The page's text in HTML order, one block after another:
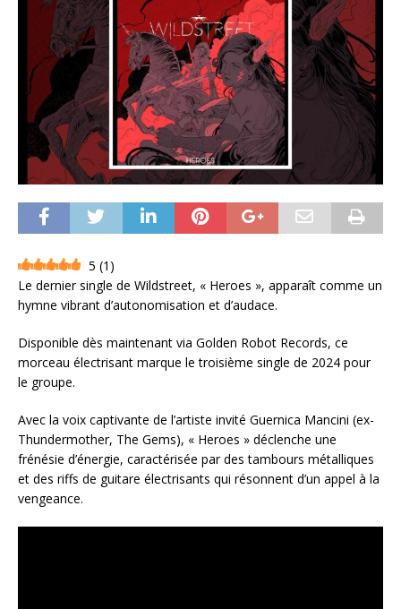
5 (1 )
Le dernier single de Wildstreet, « Heroes », apparaît comme un
hymne vibrant d’autonomisation et d’audace.
Disponible dès maintenant via Golden Robot Records, ce
morceau électrisant marque le troisième single de 2024 pour
le groupe.
Avec la voix captivante de l’artiste invité Guernica Mancini (ex-
Thundermother, The Gems), « Heroes » déclenche une
frénésie d’énergie, caractérisée par des tambours métalliques
et des riffs de guitare électrisants qui résonnent d’un appel à la
vengeance.